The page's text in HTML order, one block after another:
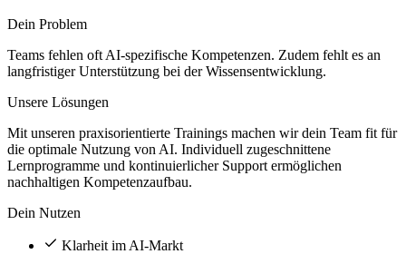
Dein Problem
Teams fehlen oft AI-spezifische Kompetenzen. Zudem fehlt es an
langfristiger Unterstützung bei der Wissensentwicklung.
Unsere Lösungen
Mit unseren praxisorientierte Trainings machen wir dein Team fit für
die optimale Nutzung von AI. Individuell zugeschnittene
Lernprogramme und kontinuierlicher Support ermöglichen
nachhaltigen Kompetenzaufbau.
Dein Nutzen
Klarheit im AI-Markt